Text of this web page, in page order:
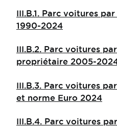
III.B.1. Parc voitures
1990-2024
III.B.2. Parc voitures
propriétaire 2005-
III.B.3. Parc voitures
et norme Euro 2024
III.B.4. Parc voitures